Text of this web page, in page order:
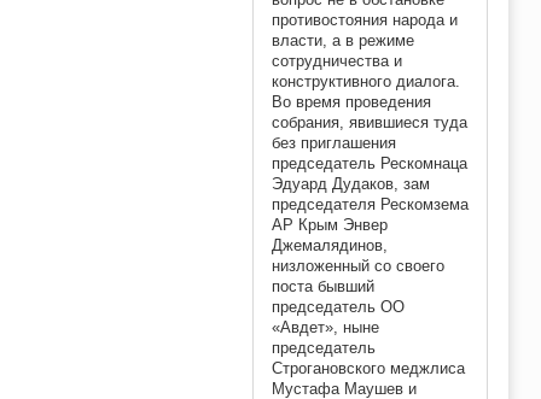
противостояния народа и
власти, а в режиме
сотрудничества и
конструктивного диалога.
Во время проведения
собрания, явившиеся туда
без приглашения
председатель Рескомнаца
Эдуард Дудаков, зам
председателя Рескомзема
АР Крым Энвер
Джемалядинов,
низложенный со своего
поста бывший
председатель ОО
«Авдет», ныне
председатель
Строгановского меджлиса
Мустафа Маушев и